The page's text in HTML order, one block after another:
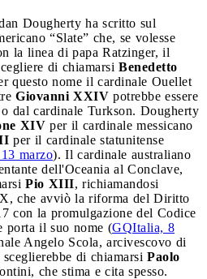
Dougherty ha scritto sul
“Slate” che, se volesse
la linea di papa Ratzinger, il
di chiamarsi Benedetto
questo nome il cardinale Ouellet
Giovanni XXIV potrebbe essere
dal cardinale Turkson. Dougherty
XIV per il cardinale messicano
per il cardinale statunitense
marzo). Il cardinale australiano
dell'Oceania al Conclave,
Pio XIII, richiamandosi
che avviò la riforma del Diritto
con la promulgazione del Codice
porta il suo nome (GQItalia, 8
Angelo Scola, arcivescovo di
di chiamarsi Paolo
che stima e cita spesso.